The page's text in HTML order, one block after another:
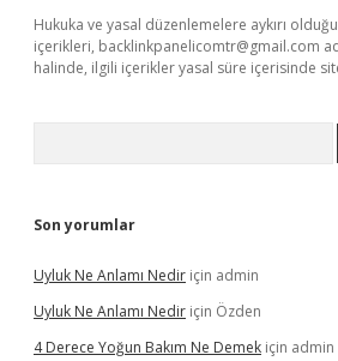
Hukuka ve yasal düzenlemelere aykırı
içerikleri, backlinkpanelicomtr@gmail.com
halinde, ilgili içerikler yasal süre içerisinde
Son yorumlar
Uyluk Ne Anlamı Nedir için admin
Uyluk Ne Anlamı Nedir için Özden
4 Derece Yoğun Bakım Ne Demek için admin